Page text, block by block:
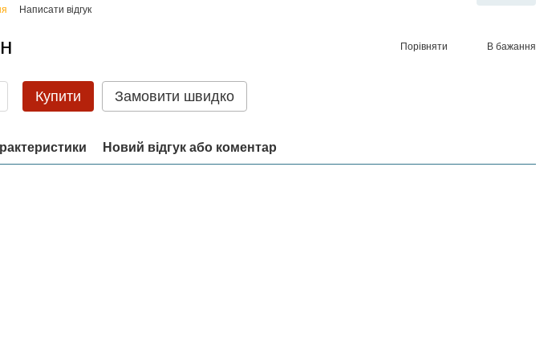
Написати відгук
Порівняти В бажання
Купити Замовити швидко
Новий відгук або коментар